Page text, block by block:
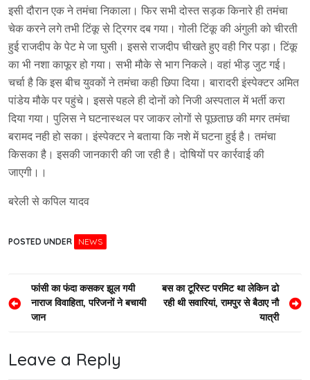
इसी दौरान एक ने तमंचा निकाला। फिर सभी दोस्त सड़क किनारे ही तमंचा
चेक करने लगे तभी टिंकू से ट्रिगर दब गया। गोली टिंकू की अंगुली को चीरती
हुई राजदीप के पेट मे जा घुसी। इससे राजदीप चीखते हुए वही गिर पड़ा। टिंकू
का भी नशा काफूर हो गया। सभी मौके से भाग निकले। वहां भीड़ जुट गई।
चर्चा है कि इस बीच युवकों ने तमंचा कही छिपा दिया। बारादरी इंस्पेक्टर अमित
पांडेय मौके पर पहुंचे। इससे पहले ही दोनों को निजी अस्पताल में भर्ती करा
दिया गया। पुलिस ने घटनास्थल पर जाकर लोगों से पूछताछ की मगर तमंचा
बरामद नही हो सका। इंस्पेक्टर ने बताया कि नशे में घटना हुई है। तमंचा
किसका है। इसकी जानकारी की जा रही है। दोषियों पर कार्रवाई की
जाएगी।।
बरेली से कपिल यादव
POSTED UNDER NEWS
Post
navigation
फांसी का फंदा कसकर झूल गयी
नाराज विवाहिता, परिजनों ने बचायी
जान
बस का टूरिस्ट परमिट था लेकिन ढो
रही थी सवारियां, रामपुर से बैठाए नौ
यात्री
Leave a Reply